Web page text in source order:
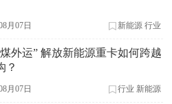
月07日 新能源 行业
外运” 解放新能源重卡如何跨越
？
月07日 行业 新能源